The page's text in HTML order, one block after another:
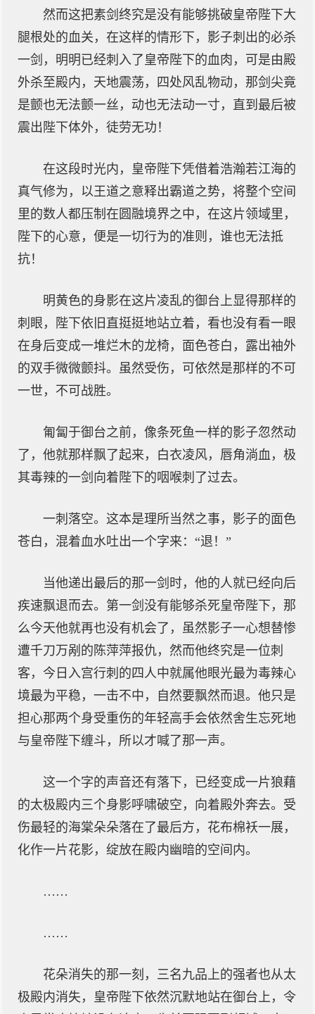
然而这把素剑终究是没有能够挑破皇帝陛下大
腿根处的血关，在这样的情形下，影子刺出的必杀
一剑，明明已经刺入了皇帝陛下的血肉，可是由殿
外杀至殿内，天地震荡，四处风乱物动，那剑尖竟
是颤也无法颤一丝，动也无法动一寸，直到最后被
震出陛下体外，徒劳无功！
在这段时光内，皇帝陛下凭借着浩瀚若江海的
真气修为，以王道之意释出霸道之势，将整个空间
里的数人都压制在圆融境界之中，在这片领域里，
陛下的心意，便是一切行为的准则，谁也无法抵
抗！
明黄色的身影在这片凌乱的御台上显得那样的
刺眼，陛下依旧直挺挺地站立着，看也没有看一眼
在身后变成一堆烂木的龙椅，面色苍白，露出袖外
的双手微微颤抖。虽然受伤，可依然是那样的不可
一世，不可战胜。
匍匐于御台之前，像条死鱼一样的影子忽然动
了，他就那样飘了起来，白衣凌风，唇角淌血，极
其毒辣的一剑向着陛下的咽喉刺了过去。
一刺落空。这本是理所当然之事，影子的面色
苍白，混着血水吐出一个字来：“退！”
当他递出最后的那一剑时，他的人就已经向后
疾速飘退而去。第一剑没有能够杀死皇帝陛下，那
么今天他就再也没有机会了，虽然影子一心想替惨
遭千刀万剐的陈萍萍报仇，然而他终究是一位刺
客，今日入宫行刺的四人中就属他眼光最为毒辣心
境最为平稳，一击不中，自然要飘然而退。他只是
担心那两个身受重伤的年轻高手会依然舍生忘死地
与皇帝陛下缠斗，所以才喊了那一声。
这一个字的声音还有落下，已经变成一片狼藉
的太极殿内三个身影呼啸破空，向着殿外奔去。受
伤最轻的海棠朵朵落在了最后方，花布棉袄一展，
化作一片花影，绽放在殿内幽暗的空间内。
……
……
花朵消失的那一刻，三名九品上的强者也从太
极殿内消失，皇帝陛下依然沉默地站在御台上，令